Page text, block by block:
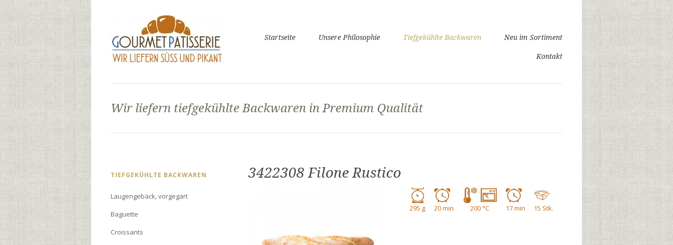
NavigationStartseite Unsere Philosophie Tiefgekühlte Backwaren Neu im Sortiment
Kontakt
Wir liefern tiefgekühlte Backwaren in Premium Qualität
3422308 Filone Rustico
295 g 20 min 200 °C 17 min 15 Stk.
Navigation
TIEFGEKÜHLTE BACKWAREN
Laugengebäck, vorgegärt
Baguette
Croissants